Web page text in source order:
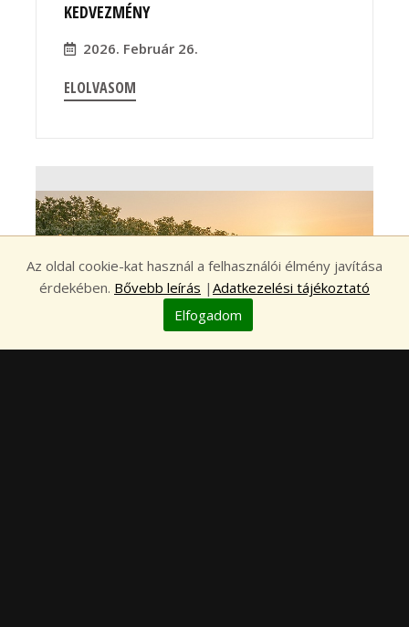
Az oldal cookie-kat használ a felhasználói élmény javítása
érdekében. Bővebb leírás | Adatkezelési tájékoztató
Elfogadom
KEDVEZMÉNY
2026. Február 26.
ELOLVASOM